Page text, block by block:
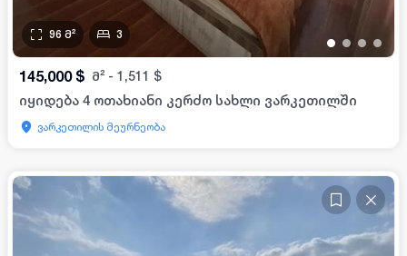
• • • •
96 მ² 3
145,000 $ მ² - 1,511 $
იყიდება 4 ოთახიანი კერძო სახლი ვარკეთილში
ვარკეთილის მეურნეობა